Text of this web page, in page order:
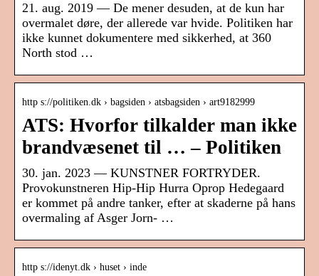
21. aug. 2019 — De mener desuden, at de kun har
overmalet døre, der allerede var hvide. Politiken har
ikke kunnet dokumentere med sikkerhed, at 360
North stod …
http s://politiken.dk › bagsiden › atsbagsiden › art9182999
ATS: Hvorfor tilkalder man ikke
brandvæsenet til … – Politiken
30. jan. 2023 — KUNSTNER FORTRYDER.
Provokunstneren Hip-Hip Hurra Oprop Hedegaard
er kommet på andre tanker, efter at skaderne på hans
overmaling af Asger Jorn- …
http s://idenyt.dk › huset › inde